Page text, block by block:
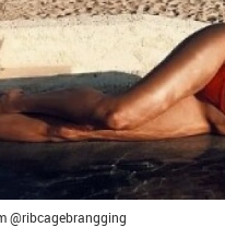
@ribcagebrangging